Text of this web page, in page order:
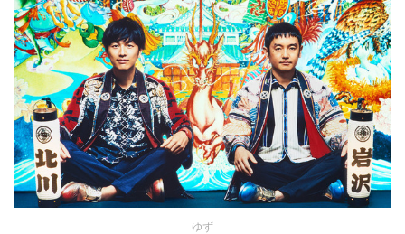
ゆず